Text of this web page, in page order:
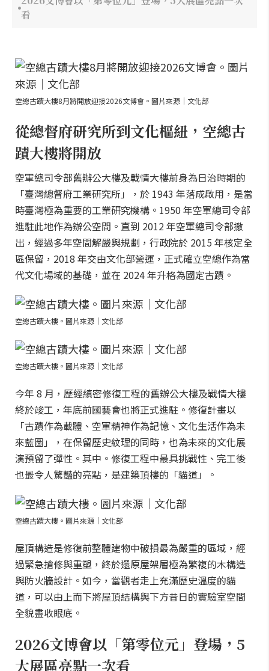
看
空總古蹟大樓8月將開放迎接2026文博會。圖片來源｜文化部
從總督府研究所到文化樞紐，空總古
蹟大樓將開放
空軍總司令部舊辦公大樓及戰情大樓前身為日治時期的
「臺灣總督府工業研究所」，於 1943 年落成啟用，是當
時臺灣極為重要的工業研究機構。1950 年空軍總司令部
進駐此地作為辦公空間。直到 2012 年空軍總司令部撤
出，經過多年空間解嚴與規劃，行政院於 2015 年核定全
區保留，2018 年交由文化部營運，正式確立空總作為當
代文化場域的基礎，並在 2024 年升格為國定古蹟。
空總古蹟大樓。圖片來源｜文化部
空總古蹟大樓。圖片來源｜文化部
今年 8 月，歷經縝密修復工程的舊辦公大樓及戰情大樓
終於竣工，年底前國藝會也將正式進駐。修復計畫以
「古蹟作為載體、空軍精神作為記憶、文化生活作為未
來藍圖」，在保留歷史紋理的同時，也為未來的文化展
演預留了彈性。其中。修復工程中最具挑戰性、完工後
也最令人驚豔的亮點，是建築頂樓的「貓道」。
空總古蹟大樓。圖片來源｜文化部
屋頂構造是修復前整體建物中破損最為嚴重的區域，經
過緊急搶修與重塑，終於還原屋架層極為繁複的木構造
與防火牆設計。如今，當觀者走上充滿歷史溫度的貓
道，可以由上而下將屋頂結構與下方昔日的實驗室空間
全貌盡收眼底。
2026文博會以「第零位元」登場，5
大展區亮點一次看